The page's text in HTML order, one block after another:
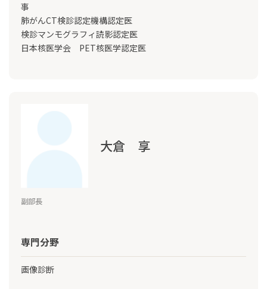
事
肺がんCT検診認定機構認定医
検診マンモグラフィ読影認定医
日本核医学会 PET核医学認定医
大倉 享
副部長
専門分野
画像診断